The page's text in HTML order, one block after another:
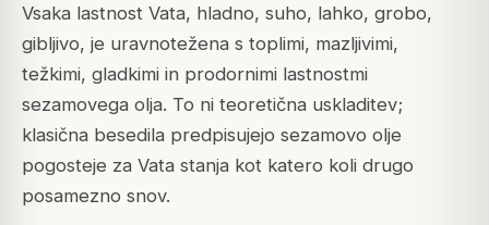
Vsaka lastnost Vata, hladno, suho, lahko, grobo,
gibljivo, je uravnotežena s toplimi, mazljivimi,
težkimi, gladkimi in prodornimi lastnostmi
sezamovega olja. To ni teoretična uskladitev;
klasična besedila predpisujejo sezamovo olje
pogosteje za Vata stanja kot katero koli drugo
posamezno snov.